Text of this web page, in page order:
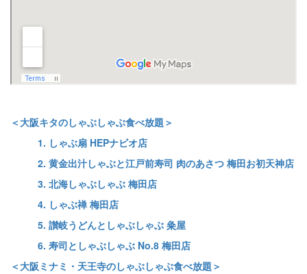
＜大阪キタのしゃぶしゃぶ食べ放題＞
1. しゃぶ扇 HEPナビオ店
2. 黄金出汁しゃぶと江戸前寿司 肉のあさつ 梅田お初天神店
3. 北海しゃぶしゃぶ 梅田店
4. しゃぶ禅 梅田店
5. 讃岐うどんとしゃぶしゃぶ 粂屋
6. 寿司としゃぶしゃぶ No.8 梅田店
＜大阪ミナミ・天王寺のしゃぶしゃぶ食べ放題＞